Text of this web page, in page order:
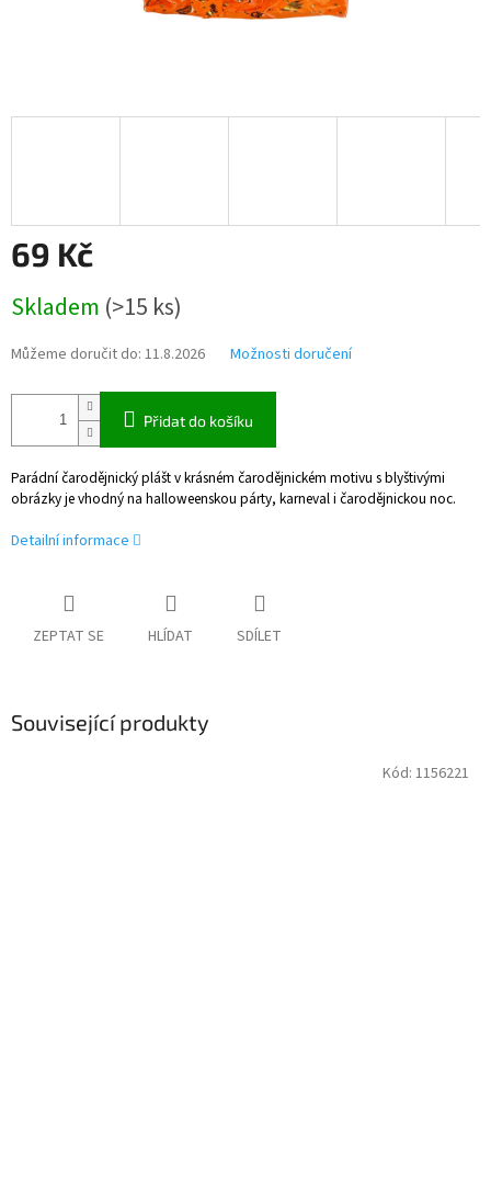
69 Kč
cena:
Skladem (>15 ks)
Můžeme doručit do: 11.8.2026 Možnosti doručení
Přidat do košíku
Parádní čarodějnický plášt v krásném čarodějnickém motivu s blyštivými
obrázky je vhodný na halloweenskou párty, karneval i čarodějnickou noc.
Detailní informace
ZEPTAT SE HLÍDAT SDÍLET
Související produkty
Kód: 1156221